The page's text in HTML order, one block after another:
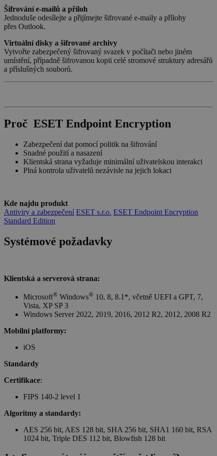
Šifrování e-mailů a příloh
Jednoduše odesílejte a přijímejte šifrované e-maily a přílohy
přes Outlook.
Virtuální disky a šifrované archivy
Vytvořte zabezpečený šifrovaný svazek v počítači nebo jiném
umístění, případně šifrovanou kopii celé stromové struktury adresářů
a příslušných souborů.
Proč ESET Endpoint Encryption
Zabezpečení dat pomocí politik na šifrování
Snadné použití a nasazení
Klientská strana vyžaduje minimální uživatelskou interakci
Plná kontrola uživatelů nezávisle na jejich lokaci
Kde najdu produkt
Antiviry a zabezpečení ESET s.r.o. ESET Endpoint Encryption
Standard Edition
Systémové požadavky
Klientská a serverová strana:
Microsoft® Windows® 10, 8, 8.1*, včetně UEFI a GPT, 7,
Vista, XP SP 3
Windows Server 2022, 2019, 2016, 2012 R2, 2012, 2008 R2
Mobilní platformy:
iOS
Standardy
Certifikace:
FIPS 140-2 level 1
Algoritmy a standardy:
AES 256 bit, AES 128 bit, SHA 256 bit, SHA1 160 bit, RSA
1024 bit, Triple DES 112 bit, Blowfish 128 bit
CookieScriptConsent CookieScript